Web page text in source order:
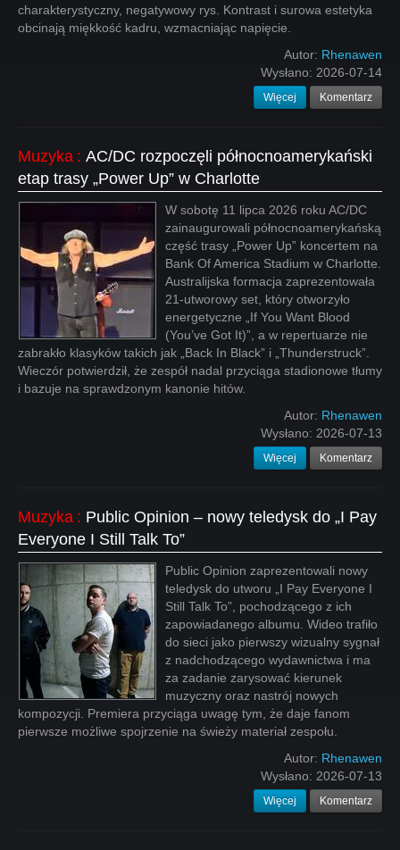
charakterystyczny, negatywowy rys. Kontrast i surowa estetyka
obcinają miękkość kadru, wzmacniając napięcie.
Autor: Rhenawen
Wysłano: 2026-07-14
Więcej Komentarz
Muzyka : AC/DC rozpoczęli północnoamerykański
etap trasy „Power Up” w Charlotte
W sobotę 11 lipca 2026 roku AC/DC
zainaugurowali północnoamerykańską
część trasy „Power Up” koncertem na
Bank Of America Stadium w Charlotte.
Australijska formacja zaprezentowała
21-utworowy set, który otworzyło
energetyczne „If You Want Blood
(You’ve Got It)”, a w repertuarze nie
zabrakło klasyków takich jak „Back In Black” i „Thunderstruck”.
Wieczór potwierdził, że zespół nadal przyciąga stadionowe tłumy
i bazuje na sprawdzonym kanonie hitów.
Autor: Rhenawen
Wysłano: 2026-07-13
Więcej Komentarz
Muzyka : Public Opinion – nowy teledysk do „I Pay
Everyone I Still Talk To”
Public Opinion zaprezentowali nowy
teledysk do utworu „I Pay Everyone I
Still Talk To”, pochodzącego z ich
zapowiadanego albumu. Wideo trafiło
do sieci jako pierwszy wizualny sygnał
z nadchodzącego wydawnictwa i ma
za zadanie zarysować kierunek
muzyczny oraz nastrój nowych
kompozycji. Premiera przyciąga uwagę tym, że daje fanom
pierwsze możliwe spojrzenie na świeży materiał zespołu.
Autor: Rhenawen
Wysłano: 2026-07-13
Więcej Komentarz